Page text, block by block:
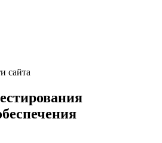
сайта